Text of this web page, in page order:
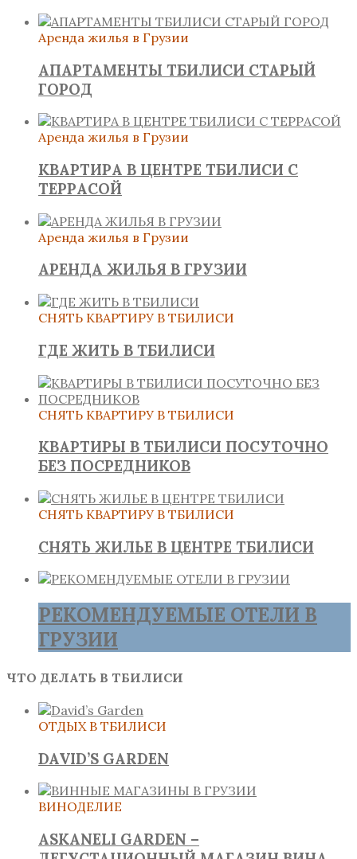
Аренда жилья в Грузии
АПАРТАМЕНТЫ ТБИЛИСИ СТАРЫЙ
ГОРОД
Аренда жилья в Грузии
КВАРТИРА В ЦЕНТРЕ ТБИЛИСИ С
ТЕРРАСОЙ
Аренда жилья в Грузии
АРЕНДА ЖИЛЬЯ В ГРУЗИИ
СНЯТЬ КВАРТИРУ В ТБИЛИСИ
ГДЕ ЖИТЬ В ТБИЛИСИ
СНЯТЬ КВАРТИРУ В ТБИЛИСИ
КВАРТИРЫ В ТБИЛИСИ ПОСУТОЧНО
БЕЗ ПОСРЕДНИКОВ
СНЯТЬ КВАРТИРУ В ТБИЛИСИ
СНЯТЬ ЖИЛЬЕ В ЦЕНТРЕ ТБИЛИСИ
РЕКОМЕНДУЕМЫЕ ОТЕЛИ В
ГРУЗИИ
ЧТО ДЕЛАТЬ В ТБИЛИСИ
ОТДЫХ В ТБИЛИСИ
DAVID’S GARDEN
ВИНОДЕЛИЕ
ASKANELI GARDEN –